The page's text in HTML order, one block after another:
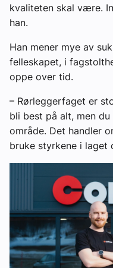
kvaliteten skal være.
han.
Han mener mye av
felleskapet, i
oppe over tid.
– Rørleggerfaget er
bli best på alt, men
område. Det handler
bruke styrkene i laget